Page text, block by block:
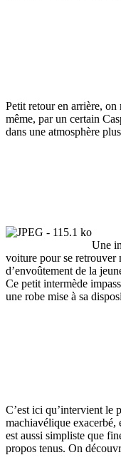
Petit retour en arrière,
même, par un certain
dans une atmosphère
Une
voiture pour se retrouver
d’envoûtement de la
Ce petit intermède
une robe mise à sa
C’est ici qu’intervient le
machiavélique exacerbé,
est aussi simpliste que
propos tenus. On